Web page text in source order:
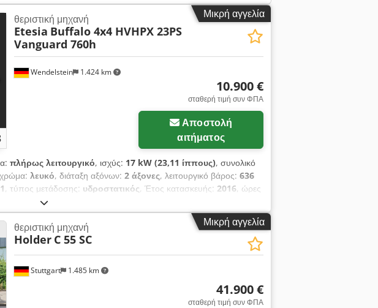
Μικρή αγγελία
Wendelstein 1.424 km
θεριστική μηχανή
Etesia Buffalo 4x4 HVHPX 23PS
Vanguard 760h
10.900 €
σταθερή τιμή συν ΦΠΑ
Αποστολή
αιτήματος
πλήρως λειτουργικό, ισχύς: 17 kW (23,11 ίππους), συνολικό
λευκό, διάταξη αξόνων: 2 άξονες, λειτουργικό βάρος: 636
, τύπος μετάδοσης: υδροστατικός, Έτος κατασκευής: 2016, ώρες
τετρακίνηση
2016 + 760 ώρες λειτουργίας + Τετρακίνηση +
μετάδοση + Ρυθμιζόμενο χλοοκοπτικό, πλάτος κοπής 124
+ Υψηλή εκκένωση έως 180 εκ. + Βενζινοκινητήρας
636 κιλά, μέγιστο επιτρεπτό βάρος: 1.140 κιλά + Διακόπτης
τ.μ./ώρα + Από δημοτική ιδιοκτησία Λάβετε όλα τα νέα
μας! Πιθανές λάθη και τυπογραφικά λάθη, επιφύλαξη
Μικρή αγγελία
Stuttgart 1.485 km
θεριστική μηχανή
Holder C 55 SC
41.900 €
σταθερή τιμή συν ΦΠΑ